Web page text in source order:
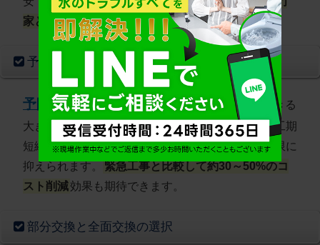
家との相談が重要です。
予防的交換のメリット
予防的交換は突発的な水漏れトラブルを回避できる
大きなメリットがあります。計画的な工事により工期
短縮とコスト削減が可能で、生活への影響も最小限に
抑えられます。
緊急工事と比較して約30～50%のコ
スト削減効果も期待できます。
部分交換と全面交換の選択